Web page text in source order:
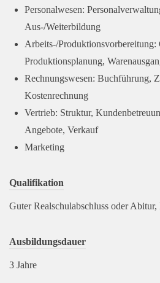
Personalwesen:
Aus-/Weiterbildung
Arbeits-/Produktionsvorbereitung:
Produktionsplanung,
Rechnungswesen: Buchführung,
Kostenrechnung
Vertrieb: Struktur,
Angebote, Verkauf
Marketing
Qualifikation
Guter Realschulabschluss oder
Ausbildungsdauer
3 Jahre